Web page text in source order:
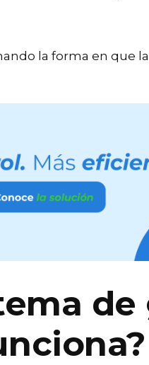
la forma en que